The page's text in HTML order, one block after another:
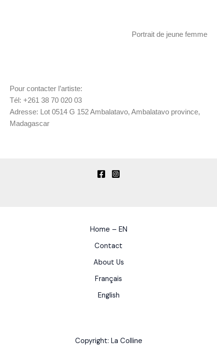
Portrait de jeune femme
Pour contacter l’artiste:
Tél: +261 38 70 020 03
Adresse: Lot 0514 G 152 Ambalatavo, Ambalatavo province,
Madagascar
Home – EN
Contact
About Us
Français
English
Copyright: La Colline